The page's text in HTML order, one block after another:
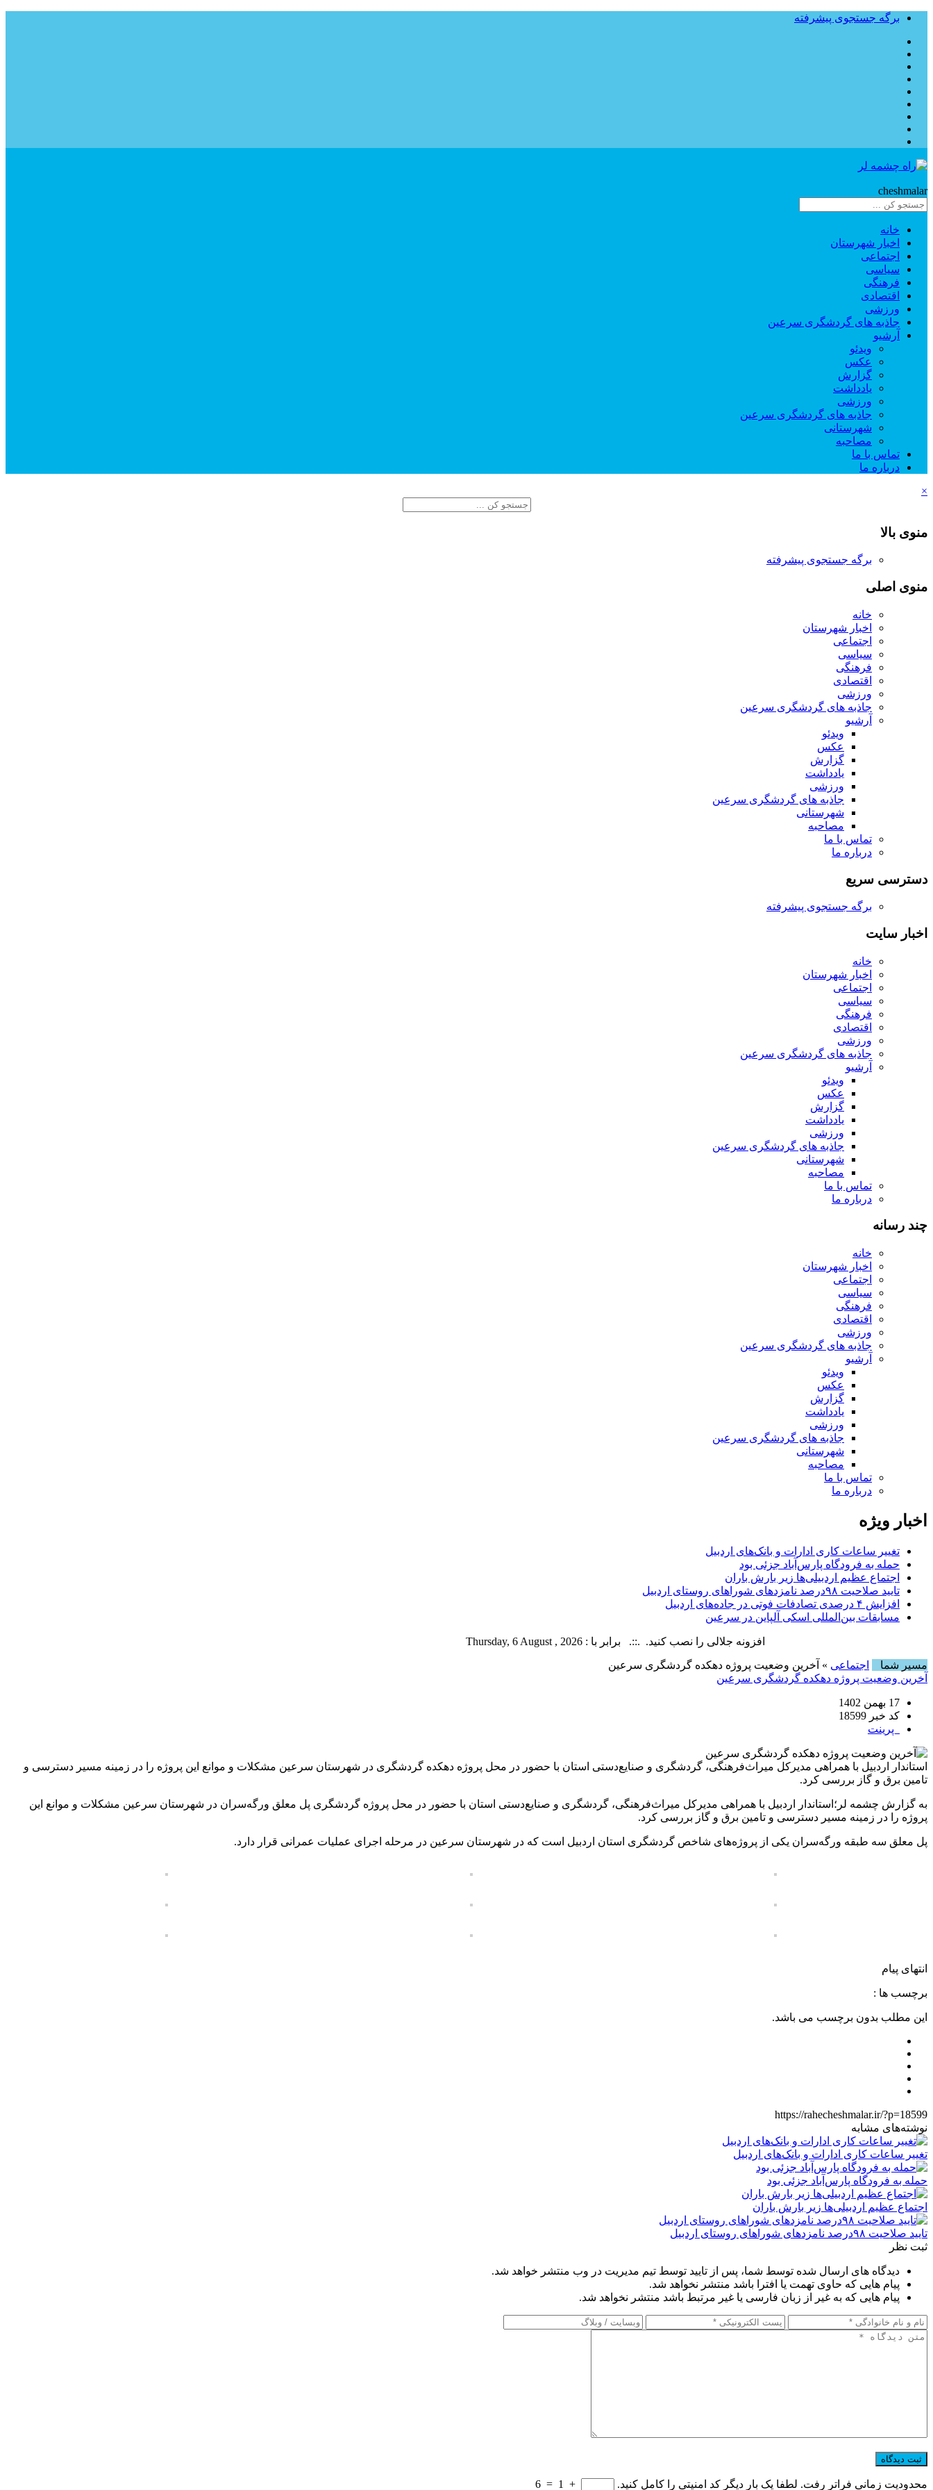
برگه جستجوی پیشرفته
cheshmalar
خانه
اخبار شهرستان
اجتماعی
سیاسی
فرهنگی
اقتصادی
ورزشی
جاذبه های گردشگری سرعین
آرشیو
ویدئو
عکس
گزارش
یادداشت
ورزشی
جاذبه های گردشگری سرعین
شهرستانی
مصاحبه
تماس با ما
درباره ما
×
منوی بالا
برگه جستجوی پیشرفته
منوی اصلی
خانه
اخبار شهرستان
اجتماعی
سیاسی
فرهنگی
اقتصادی
ورزشی
جاذبه های گردشگری سرعین
آرشیو
ویدئو
عکس
گزارش
یادداشت
ورزشی
جاذبه های گردشگری سرعین
شهرستانی
مصاحبه
تماس با ما
درباره ما
دسترسی سریع
برگه جستجوی پیشرفته
اخبار سایت
خانه
اخبار شهرستان
اجتماعی
سیاسی
فرهنگی
اقتصادی
ورزشی
جاذبه های گردشگری سرعین
آرشیو
ویدئو
عکس
گزارش
یادداشت
ورزشی
جاذبه های گردشگری سرعین
شهرستانی
مصاحبه
تماس با ما
درباره ما
چند رسانه
خانه
اخبار شهرستان
اجتماعی
سیاسی
فرهنگی
اقتصادی
ورزشی
جاذبه های گردشگری سرعین
آرشیو
ویدئو
عکس
گزارش
یادداشت
ورزشی
جاذبه های گردشگری سرعین
شهرستانی
مصاحبه
تماس با ما
درباره ما
اخبار ویژه
تغییر ساعات کاری ادارات و بانک‌های اردبیل
حمله به فرودگاه پارس‌‌آباد جزئی بود
اجتماع عظیم اردبیلی‌ها زیر بارش باران
تایید صلاحیت ۹۸درصد نامزدهای شوراهای روستای اردبیل
افزایش ۴ درصدی تصادفات فوتی در جاده‌های اردبیل
مسابقات بین‌المللی اسکی آلپاین در سرعین
افزونه جلالی را نصب کنید. .::. برابر با : Thursday, 6 August , 2026
مسیر شما
اجتماعی » آخرین وضعیت پروژه دهکده گردشگری سرعین
آخرین وضعیت پروژه دهکده گردشگری سرعین
17 بهمن 1402
کد خبر 18599
پرینت
استاندار اردبیل با همراهی مدیرکل میراث‌فرهنگی، گردشگری و صنایع‌دستی استان با حضور در محل پروژه دهکده گردشگری در شهرستان سرعین مشکلات و موانع این پروژه را در زمینه مسیر دسترسی و
تامین برق و گاز بررسی کرد.
به گزارش چشمه لر؛استاندار اردبیل با همراهی مدیرکل میراث‌فرهنگی، گردشگری و صنایع‌دستی استان با حضور در محل پروژه گردشگری پل معلق ورگه‌سران در شهرستان سرعین مشکلات و موانع این
پروژه را در زمینه مسیر دسترسی و تامین برق و گاز بررسی کرد.
پل معلق سه طبقه ورگه‌سران یکی از پروژه‌های شاخص گردشگری استان اردبیل است که در شهرستان سرعین در مرحله اجرای عملیات عمرانی قرار دارد.
انتهای پیام
برچسب ها :
این مطلب بدون برچسب می باشد.
https://rahecheshmalar.ir/?p=18599
نوشته‌های مشابه
تغییر ساعات کاری ادارات و بانک‌های اردبیل
حمله به فرودگاه پارس‌‌آباد جزئی بود
اجتماع عظیم اردبیلی‌ها زیر بارش باران
تایید صلاحیت ۹۸درصد نامزدهای شوراهای روستای اردبیل
ثبت نظر
دیدگاه های ارسال شده توسط شما، پس از تایید توسط تیم مدیریت در وب منتشر خواهد شد.
پیام هایی که حاوی تهمت یا افترا باشد منتشر نخواهد شد.
پیام هایی که به غیر از زبان فارسی یا غیر مرتبط باشد منتشر نخواهد شد.
محدودیت زمانی فراتر رفت. لطفا یک بار دیگر کد امنیتی را کامل کنید. +
1
=
6